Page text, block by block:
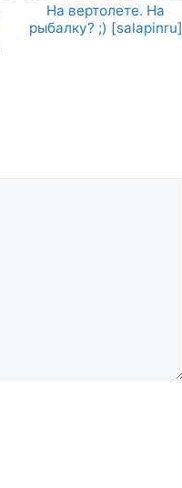
На вертолете. На
рыбалку? ;) [salapinru]